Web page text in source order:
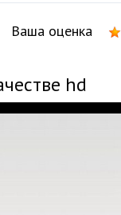
Ваша оценка
hd